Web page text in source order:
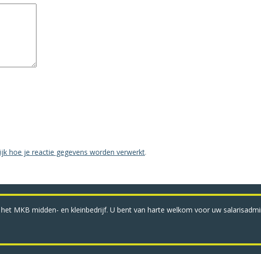
hoe je reactie gegevens worden verwerkt.
MKB midden- en kleinbedrijf. U bent van harte welkom voor uw